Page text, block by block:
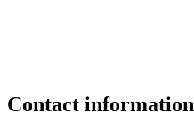
Contact information